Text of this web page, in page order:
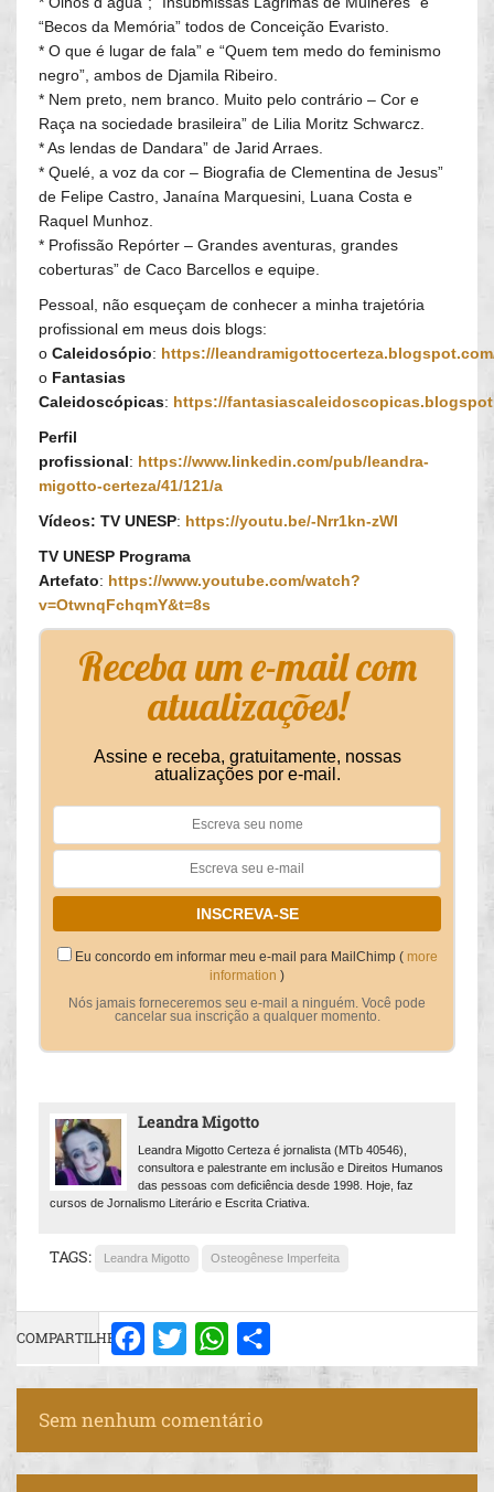
“Becos da Memória” todos de Conceição Evaristo.
* O que é lugar de fala” e “Quem tem medo do feminismo
negro”, ambos de Djamila Ribeiro.
* Nem preto, nem branco. Muito pelo contrário – Cor e
Raça na sociedade brasileira” de Lilia Moritz Schwarcz.
* As lendas de Dandara” de Jarid Arraes.
* Quelé, a voz da cor – Biografia de Clementina de Jesus”
de Felipe Castro, Janaína Marquesini, Luana Costa e
Raquel Munhoz.
* Profissão Repórter – Grandes aventuras, grandes
coberturas” de Caco Barcellos e equipe.
Pessoal, não esqueçam de conhecer a minha trajetória
profissional em meus dois blogs:
o Caleidosópio: https://
o Fantasias
Caleidoscópicas: https://
Perfil
profissional: https://www.linkedin.com/pub/leandra-
migotto-certeza/41/121/a
Vídeos: TV UNESP: https://youtu.be/-Nrr1kn-zWI
TV UNESP Programa
Artefato: https://www.youtube.com/watch?
v=OtwnqFchqmY&t=8s
Receba um e-mail com
atualizações!
Assine e receba, gratuitamente, nossas
atualizações por e-mail.
Eu concordo em informar meu e-mail para MailChimp ( more
information )
Nós jamais forneceremos seu e-mail a ninguém. Você pode
cancelar sua inscrição a qualquer momento.
Leandra Migotto
Leandra Migotto Certeza é jornalista (MTb 40546),
consultora e palestrante em inclusão e Direitos Humanos
das pessoas com deficiência desde 1998. Hoje, faz
cursos de Jornalismo Literário e Escrita Criativa.
TAGS: Leandra Migotto Osteogênese Imperfeita
COMPARTILHE: Facebook
Twitter WhatsApp
Sem nenhum comentário